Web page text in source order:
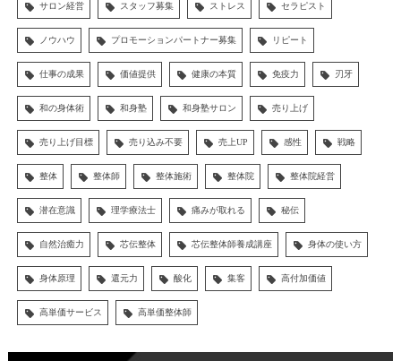
サロン経営 スタッフ募集 ストレス セラピスト
ノウハウ プロモーションパートナー募集 リピート
仕事の成果 価値提供 健康の本質 免疫力 刃牙
和の身体術 和身塾 和身塾サロン 売り上げ
売り上げ目標 売り込み不要 売上UP 感性 戦略
整体 整体師 整体施術 整体院 整体院経営
潜在意識 理学療法士 痛みが取れる 秘伝
自然治癒力 芯伝整体 芯伝整体師養成講座 身体の使い方
身体原理 還元力 酸化 集客 高付加価値
高単価サービス 高単価整体師